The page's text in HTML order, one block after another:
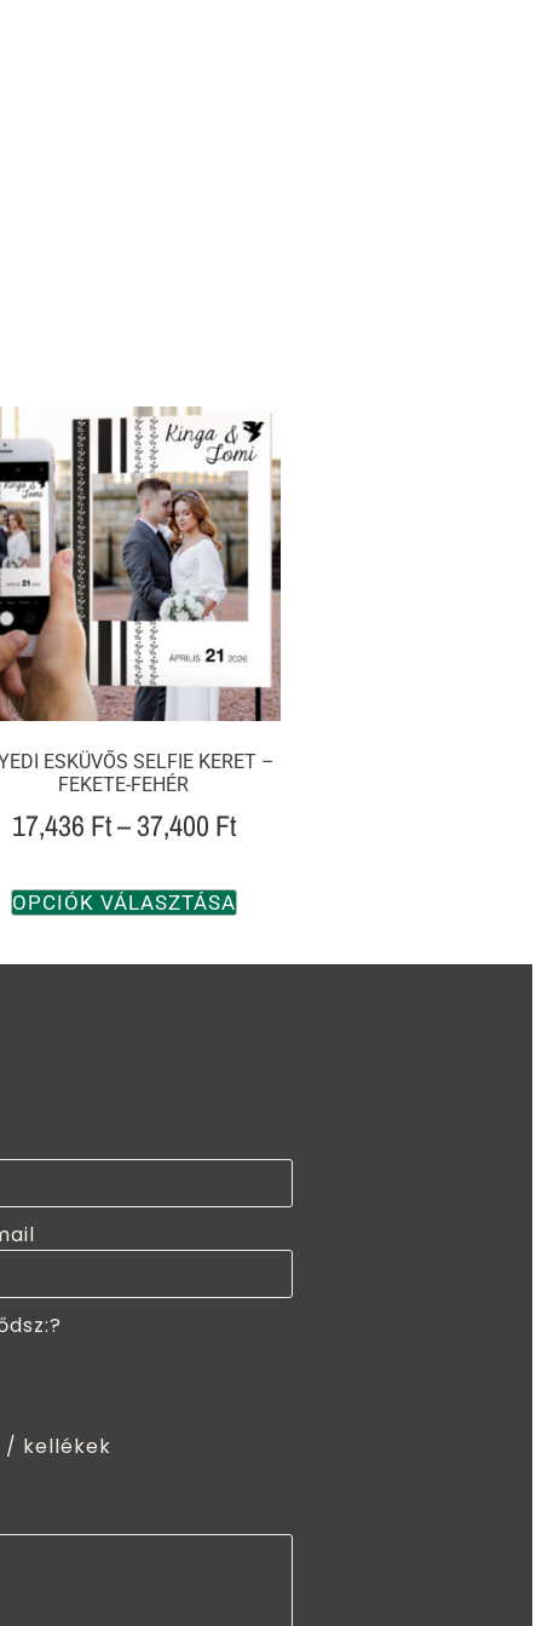
ESKÜVŐS SELFIE KERET –
FEKETE-FEHÉR
17,436 Ft–37,400 Ft
OPCIÓK VÁLASZTÁSA
/ kellékek